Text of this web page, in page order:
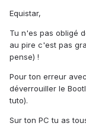
Equistar,
Tu n'es pas obligé
au pire c'est pas
pense) !
Pour ton erreur
déverrouiller le
tuto).
Sur ton PC tu as